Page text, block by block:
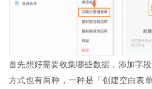
首先想好需要收集哪些数据，添加字
方式也有两种，一种是「创建空白表